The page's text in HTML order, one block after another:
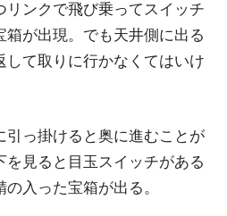
リンクで飛び乗ってスイッチ
箱が出現。でも天井側に出る
して取りに行かなくてはいけ
引っ掛けると奥に進むことが
を見ると目玉スイッチがある
入った宝箱が出る。